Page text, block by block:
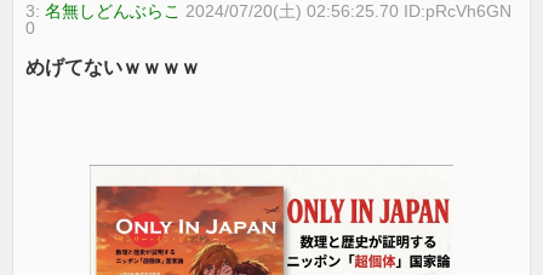
3:名無しどんぶらこ 2024/07/20(土) 02:56:25.70 ID:pRcVh6GN
0
めげてないｗｗｗｗ